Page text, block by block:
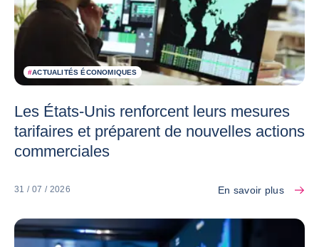
#ACTUALITÉS ÉCONOMIQUES
Les États-Unis renforcent leurs mesures
tarifaires et préparent de nouvelles actions
commerciales
31 / 07 / 2026 En savoir plus